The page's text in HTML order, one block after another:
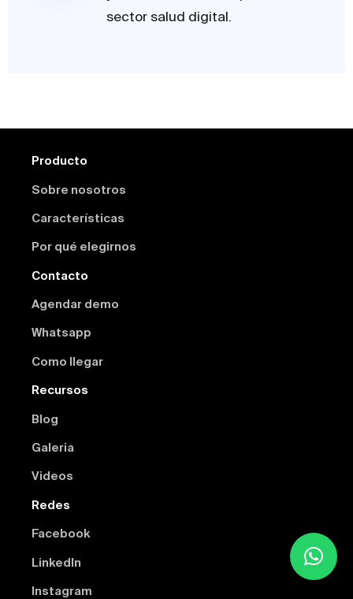
sector salud digital.
Producto
Sobre nosotros
Características
Por qué elegirnos
Contacto
Agendar demo
Whatsapp
Como llegar
Recursos
Blog
Galeria
Videos
Redes
Facebook
Linkedln
Instagram